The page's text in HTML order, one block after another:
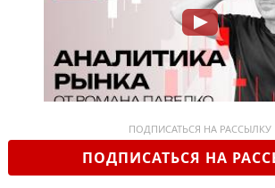
ПОДПИСАТЬСЯ НА РАССЫЛКУ
ПОДПИСАТЬСЯ НА